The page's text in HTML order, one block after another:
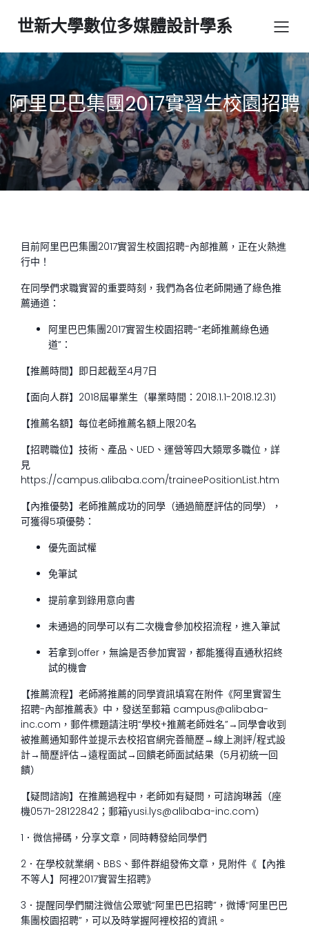
世新大學數位多媒體設計學系
阿里巴巴集團2017實習生校園招聘
目前阿里巴巴集團2017實習生校園招聘-內部推薦，正在火熱進
行中！
在同學們求職實習的重要時刻，我們為各位老師開通了綠色推
薦通道：
阿里巴巴集團2017實習生校園招聘-“老師推薦綠色通
道”：
【推薦時間】即日起截至4月7日
【面向人群】2018屆畢業生（畢業時間：2018.1.1-2018.12.31）
【推薦名額】每位老師推薦名額上限20名
【招聘職位】技術、產品、UED、運營等四大類眾多職位，詳
見
https://campus.alibaba.com/traineePositionList.htm
【內推優勢】老師推薦成功的同學（通過簡歷評估的同學），
可獲得5項優勢：
優先面試權
免筆試
提前拿到錄用意向書
未通過的同學可以有二次機會參加校招流程，進入筆試
若拿到offer，無論是否參加實習，都能獲得直通秋招終
試的機會
【推薦流程】老師將推薦的同學資訊填寫在附件《阿里實習生
招聘-內部推薦表》中，發送至郵箱 campus@alibaba-
inc.com，郵件標題請注明“學校+推薦老師姓名”→同學會收到
被推薦通知郵件並提示去校招官網完善簡歷→線上測評/程式設
計→簡歷評估→遠程面試→回饋老師面試結果（5月初統一回
饋）
【疑問諮詢】在推薦過程中，老師如有疑問，可諮詢琳茜（座
機0571-28122842；郵箱yusi.lys@alibaba-inc.com）
1．微信掃碼，分享文章，同時轉發給同學們
2．在學校就業網、BBS、郵件群組發佈文章，見附件《【內推
不等人】阿裡2017實習生招聘》
3．提醒同學們關注微信公眾號“阿里巴巴招聘”，微博“阿里巴巴
集團校園招聘”，可以及時掌握阿裡校招的資訊。